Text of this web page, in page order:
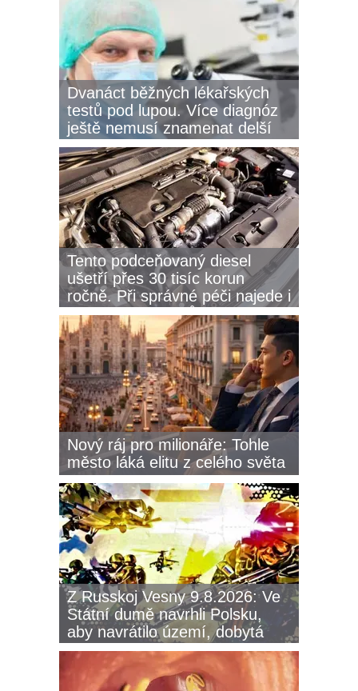
Dvanáct běžných lékařských
testů pod lupou. Více diagnóz
ještě nemusí znamenat delší
ani zdravější život
Tento podceňovaný diesel
ušetří přes 30 tisíc korun
ročně. Při správné péči najede i
400 tisíc kilometrů
Nový ráj pro milionáře: Tohle
město láká elitu z celého světa
Z Russkoj Vesny 9.8.2026: Ve
Státní dumě navrhli Polsku,
aby navrátilo území, dobytá
Rudou armádou